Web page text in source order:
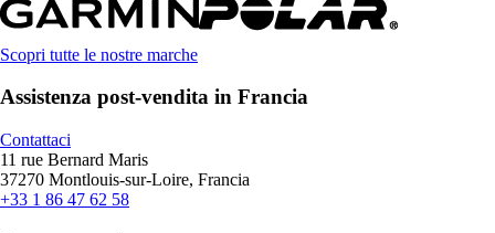
Scopri tutte le nostre marche
Assistenza post-vendita in Francia
Contattaci
11 rue Bernard Maris
37270 Montlouis-sur-Loire, Francia
+33 1 86 47 62 58